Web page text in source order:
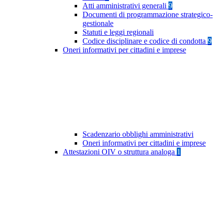
Atti amministrativi generali 9
Documenti di programmazione strategico-
gestionale
Statuti e leggi regionali
Codice disciplinare e codice di condotta 9
Oneri informativi per cittadini e imprese
Scadenzario obblighi amministrativi
Oneri informativi per cittadini e imprese
Attestazioni OIV o struttura analoga 1